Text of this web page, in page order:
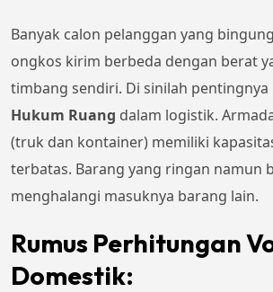
Banyak calon pelanggan yang
ongkos kirim berbeda dengan berat
timbang sendiri. Di sinilah pentingnya
Hukum Ruang dalam logistik.
(truk dan kontainer) memiliki
terbatas. Barang yang ringan namun
menghalangi masuknya barang lain.
Rumus Perhitungan
Domestik: